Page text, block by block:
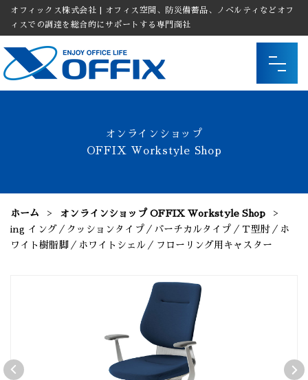
オフィックス株式会社 | オフィス空間、防災備蓄品、ノベルティなどオフ
ィスでの調達を総合的にサポートする専門商社
オンラインショップ
OFFIX Workstyle Shop
ホーム
オンラインショップ OFFIX Workstyle Shop
ing イング／クッションタイプ／バーチカルタイプ／Ｔ型肘／ホ
ワイト樹脂脚／ホワイトシェル／フローリング用キャスター